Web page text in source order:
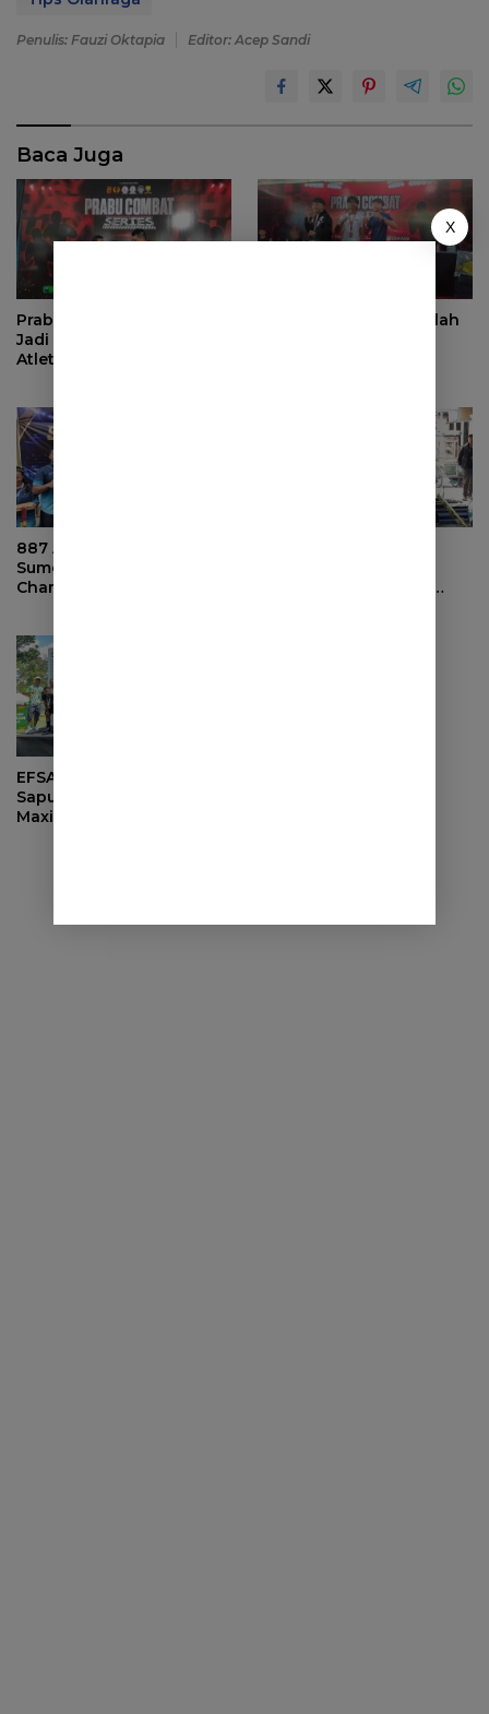
Penulis: Fauzi Oktapia Editor: Acep Sandi
Baca Juga
Prabu Combat Series 2026
Jadi Ajang Pembuktian
Atlet Bela Diri di
94 Peserta dari Sejumlah
887 Atlet dari 33 Klub Ikuti
Sumedang Aquatic
Championship III Tahun
EFSA Jabar Al Ma’soem
Sapu Bersih Gelar Juara di
Maxim Kuala Lumpur Cup
X